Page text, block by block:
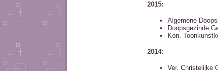
2015:
Algemene
Doopsgezinde
Kon.
2014:
Ver. Christelijke